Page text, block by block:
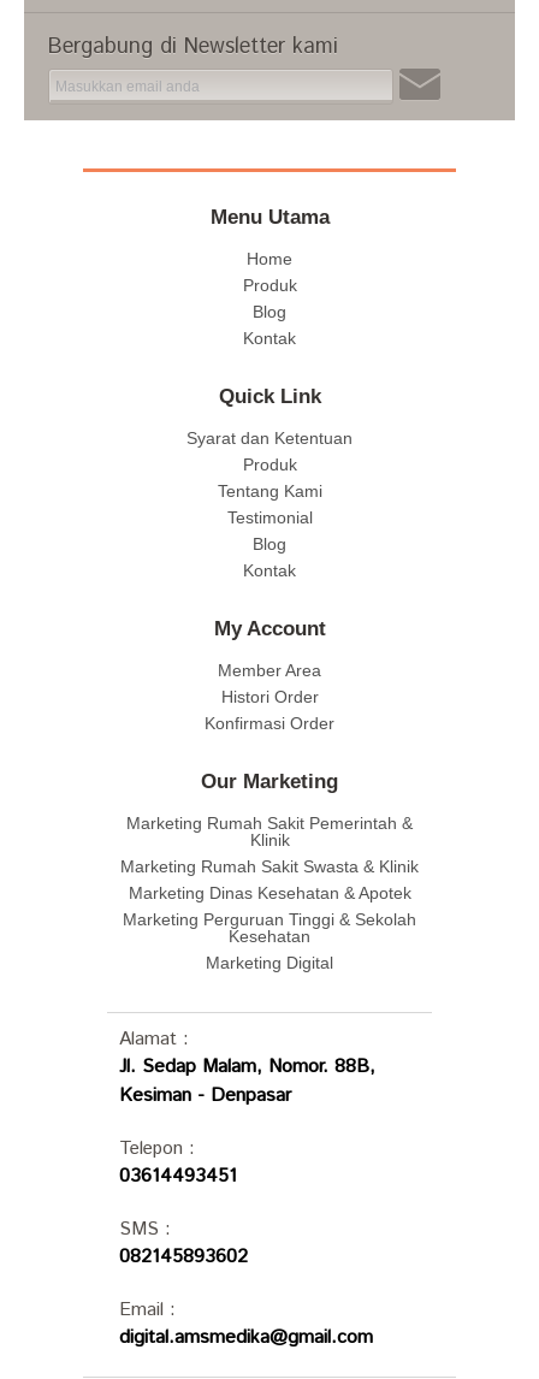
Bergabung di Newsletter kami
Menu Utama
Home
Produk
Blog
Kontak
Quick Link
Syarat dan Ketentuan
Produk
Tentang Kami
Testimonial
Blog
Kontak
My Account
Member Area
Histori Order
Konfirmasi Order
Our Marketing
Marketing Rumah Sakit Pemerintah &
Klinik
Marketing Rumah Sakit Swasta & Klinik
Marketing Dinas Kesehatan & Apotek
Marketing Perguruan Tinggi & Sekolah
Kesehatan
Marketing Digital
Alamat :
Jl. Sedap Malam, Nomor. 88B,
Kesiman - Denpasar
Telepon :
03614493451
SMS :
082145893602
Email :
digital.amsmedika@gmail.com